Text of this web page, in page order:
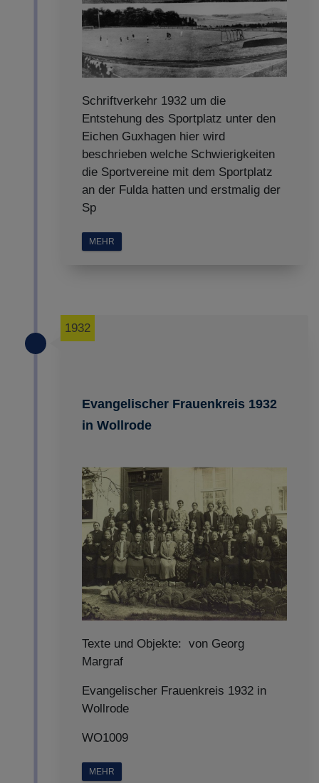
Schriftverkehr 1932 um die
Entstehung des Sportplatz unter den
Eichen Guxhagen hier wird
beschrieben welche Schwierigkeiten
die Sportvereine mit dem Sportplatz
an der Fulda hatten und erstmalig der
Sp
MEHR
Evangelischer Frauenkreis 1932
in Wollrode
1932
Texte und Objekte: von Georg
Margraf
Evangelischer Frauenkreis 1932 in
Wollrode
WO1009
MEHR